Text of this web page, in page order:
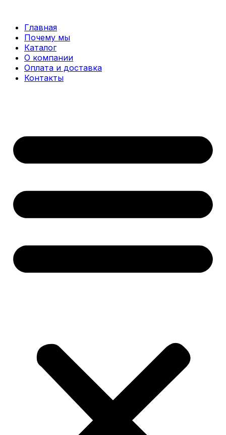
содержимому
Главная
Почему мы
Каталог
О компании
Оплата и доставка
Контакты